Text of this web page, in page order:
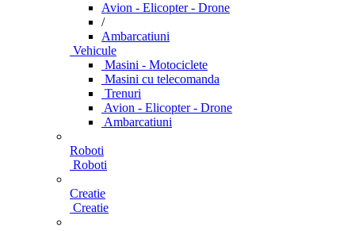
Avion - Elicopter - Drone
/
Ambarcatiuni
Vehicule
Masini - Motociclete
Masini cu telecomanda
Trenuri
Avion - Elicopter - Drone
Ambarcatiuni
Roboti
Roboti
Creatie
Creatie